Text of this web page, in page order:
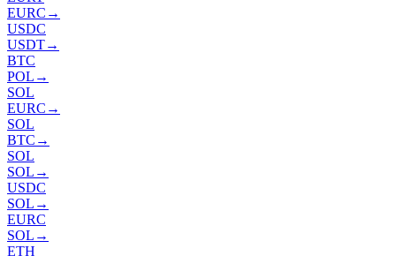
EURC →
USDC
USDT→
BTC
POL →
SOL
EURC →
SOL
BTC →
SOL
SOL →
USDC
SOL →
EURC
SOL →
ETH